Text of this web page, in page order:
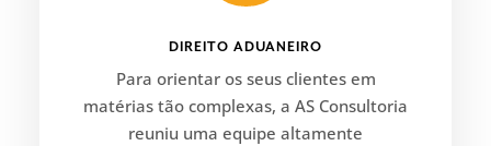
DIREITO ADUANEIRO
Para orientar os seus clientes em
matérias tão complexas, a AS Consultoria
reuniu uma equipe altamente